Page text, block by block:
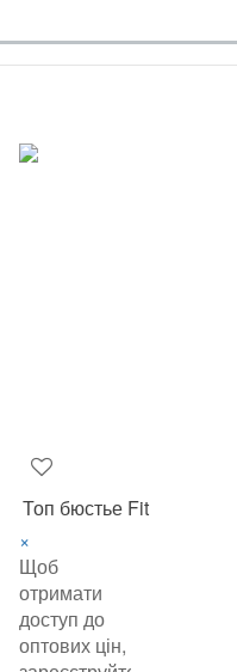
Топ бюстье Fit
×
Щоб
отримати
доступ до
оптових цін,